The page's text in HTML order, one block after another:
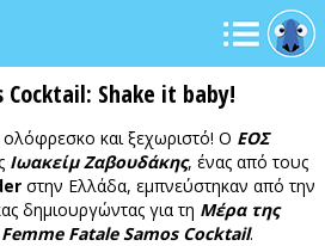
Cocktail: Shake it baby!
ολόφρεσκο και ξεχωριστό! Ο ΕΟΣ
Ιωακείμ Ζαβουδάκης, ένας από τους
στην Ελλάδα, εμπνεύστηκαν από την
δημιουργώντας για τη Μέρα της
Femme Fatale Samos Cocktail.